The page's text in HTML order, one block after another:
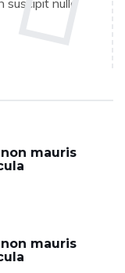
mauris
mauris